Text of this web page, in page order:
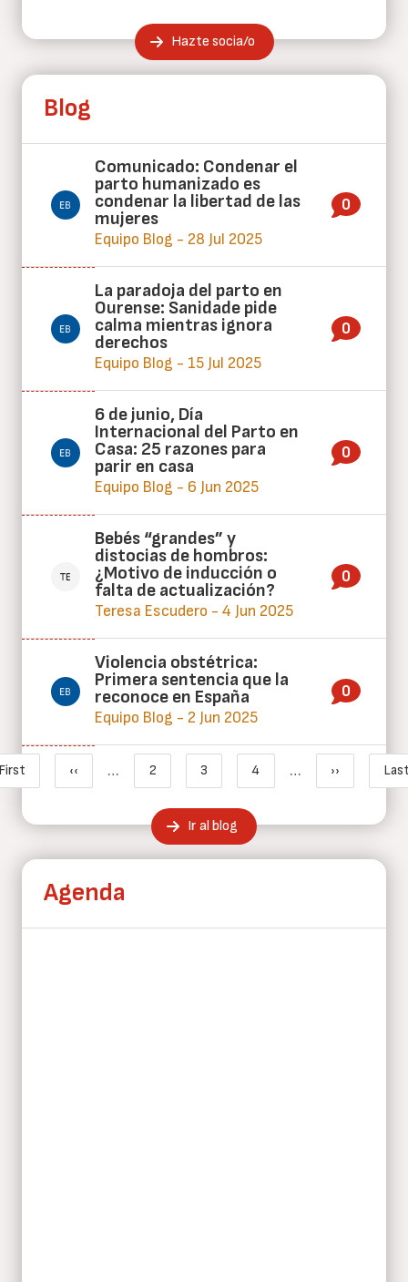
Hazte socia/o
Blog
Comunicado: Condenar el
parto humanizado es
condenar la libertad de las
mujeres
Equipo Blog - 28 Jul 2025
0
La paradoja del parto en
Ourense: Sanidade pide
calma mientras ignora
derechos
Equipo Blog - 15 Jul 2025
0
6 de junio, Día
Internacional del Parto en
Casa: 25 razones para
parir en casa
Equipo Blog - 6 Jun 2025
0
Bebés “grandes” y
distocias de hombros:
¿Motivo de inducción o
falta de actualización?
Teresa Escudero - 4 Jun 2025
0
Violencia obstétrica:
Primera sentencia que la
reconoce en España
Equipo Blog - 2 Jun 2025
0
Paginación
Primera páginaPágina anterior
‹‹ … Page
2
Página actual
3
Page
4 … Siguiente
››
Ir al blog
Agenda